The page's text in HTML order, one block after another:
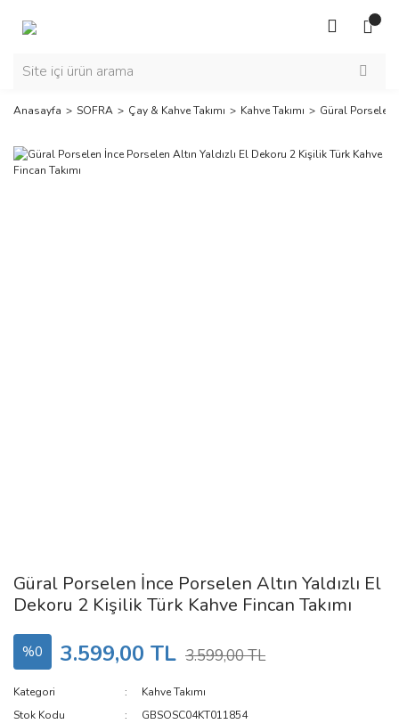
Anasayfa SOFRA Çay & Kahve Takımı Kahve Takımı Güral Porselen
Güral Porselen İnce Porselen Altın Yaldızlı El
Dekoru 2 Kişilik Türk Kahve Fincan Takımı
%0 3.599,00 TL 3.599,00 TL
Kategori
Kahve Takımı
Stok Kodu
GBSOSC04KT011854